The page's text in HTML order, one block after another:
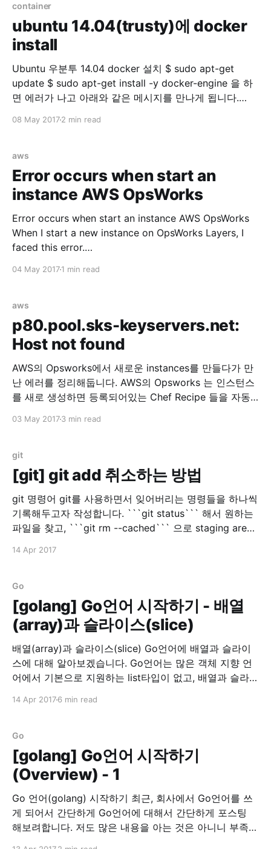
을 위해 AWS 서비스를 간단하게 정리했습니다.
EC2(Amazon
container
ubuntu 14.04(trusty)에 docker
install
Ubuntu 우분투 14.04 docker 설치 $ sudo apt-get
update $ sudo apt-get install -y docker-engine 을 하
면 에러가 나고 아래와 같은 메시지를 만나게 됩니다.
tree Reading state information... Done docker-engine
'apt-get -f install'
08 May 20172 min read
aws
Error occurs when start an
instance AWS OpsWorks
Error occurs when start an instance AWS OpsWorks
When I start a new instance on OpsWorks Layers, I
faced this error.
=====================================
/var/lib/aws/opsworks/cache.stage2/cookbooks/aws
/resources/cloudwatch.rb
=====================================
=====================================
====== NoMethodError ------------- undefined
method `property' for
#&lt;Class:0x007f511b6ee538&gt; Cookbook
04 May 20171 min read
aws
p80.pool.sks-keyservers.net:
Host not found
AWS의 Opsworks에서 새로운 instances를 만들다가 만
난 에러를 정리해둡니다. AWS의 Opsworks 는 인스턴스
를 새로 생성하면 등록되어있는 Chef Recipe 들을 자동
로 생성하고, 그 Instance에 하나의 App 을 배포하려고
다. 그런데 갑자기 에러가 발생해서 로그를 봤더니 이런
로그가 있었습니다. Mixlib::ShellOut:
03 May 20173 min read
git
[git] git add 취소하는 방법
git 명령어 git를 사용하면서 잊어버리는 명령들을 하나씩
기록해두고자 작성합니다. ```git status``` 해서 원하는
파일을 찾고, ```git rm --cached``` 으로 staging area
지지 않습니다.
14 Apr 2017
Go
[golang] Go언어 시작하기 - 배열
(array)과 슬라이스(slice)
배열(array)과 슬라이스(slice) Go언어에 배열과 슬라이
스에 대해 알아보겠습니다. Go언어는 많은 객체 지향 언
어에서 기본으로 지원하는 list타입이 없고, 배열과 슬라이
를 선언하고, 타입(type) 뒤에 초기화 할 값을 넣어줍니
[...]int{1,2,
14 Apr 20176 min read
Go
[golang] Go언어 시작하기
(Overview) - 1
Go 언어(golang) 시작하기 최근, 회사에서 Go언어를 쓰
게 되어서 간단하게 Go언어에 대해서 간단하게 포스팅
해보려합니다. 저도 많은 내용을 아는 것은 아니니 부족한